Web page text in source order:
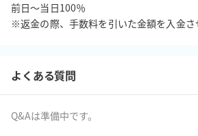
前日〜当日100％
※返金の際、手数料を引いた金額を入金さ
よくある質問
Q&Aは準備中です。